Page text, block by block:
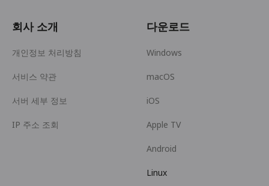
회사 소개
개인정보 처리방침
서비스 약관
서버 세부 정보
IP 주소 조회
다운로드
Windows
macOS
iOS
Apple TV
Android
Linux